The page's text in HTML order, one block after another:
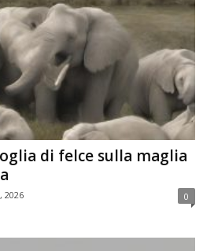
di felce sulla maglia
2026 0